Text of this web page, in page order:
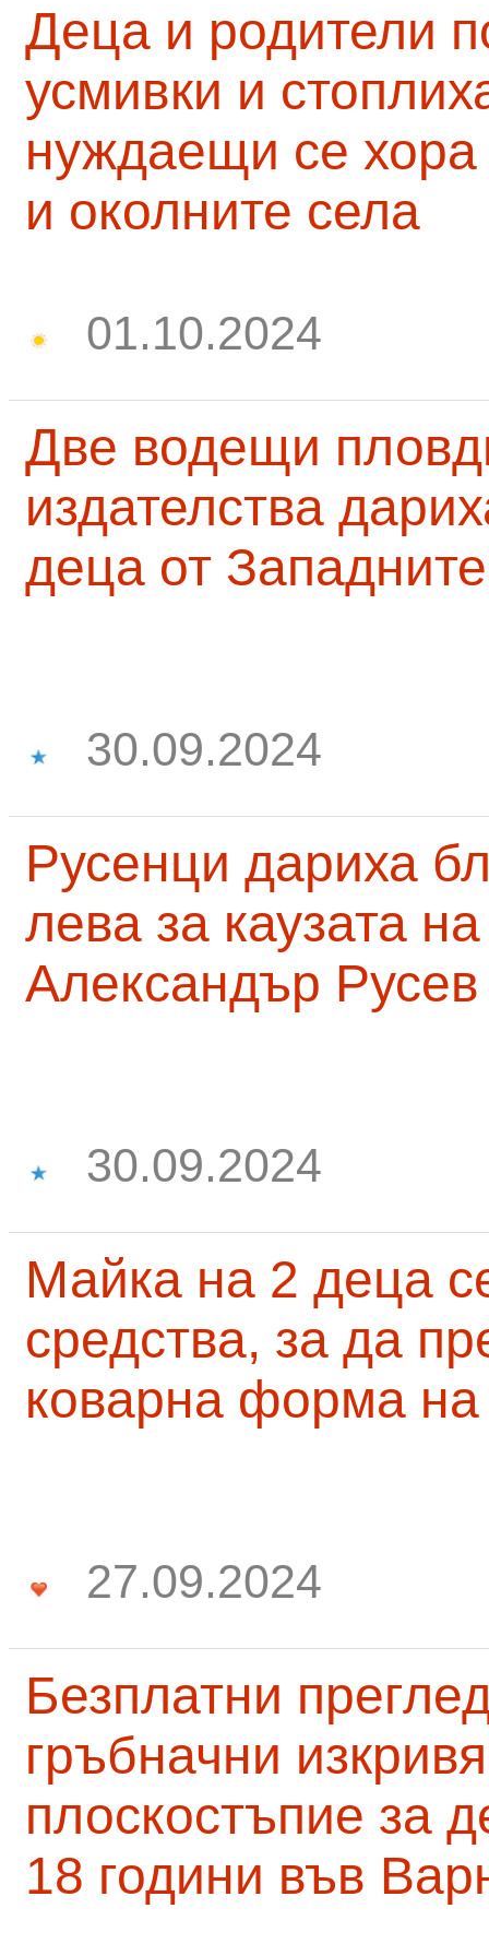
Деца и родители
усмивки и
нуждаещи се
и околните села
01.10.2024
Две водещи
издателства
деца от
30.09.2024
Русенци дариха
лева за каузата
Александър Русев
30.09.2024
Майка на 2 деца
средства, за да
коварна форма на
27.09.2024
Безплатни
гръбначни
плоскостъпие за
18 години във